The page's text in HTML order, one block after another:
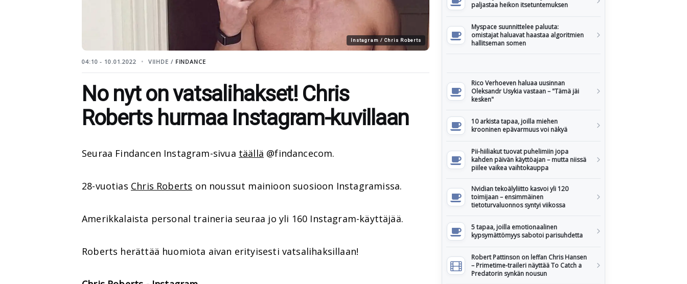
Instagram / Chris Roberts
04:10 - 10.01.2022 VIIHDE / FINDANCE
No nyt on vatsalihakset! Chris
Roberts hurmaa Instagram-kuvillaan
Seuraa Findancen Instagram-sivua täällä @findancecom.
28-vuotias Chris Roberts on noussut mainioon suosioon Instagramissa.
Amerikkalaista personal traineria seuraa jo yli 160 Instagram-käyttäjää.
Roberts herättää huomiota aivan erityisesti vatsalihaksillaan!
paljastaa heikon itsetuntemuksen
Myspace suunnittelee paluuta:
omistajat haluavat haastaa algoritmien
hallitseman somen
Rico Verhoeven haluaa uusinnan
Oleksandr Usykia vastaan – "Tämä jäi
kesken"
10 arkista tapaa, joilla miehen
krooninen epävarmuus voi näkyä
Pii-hiiliakut tuovat puhelimiin jopa
kahden päivän käyttöajan – mutta niissä
piilee vaikea vaihtokauppa
Nvidian tekoälyliitto kasvoi yli 120
toimijaan – ensimmäinen
tietoturvaluonnos syntyi viikossa
5 tapaa, joilla emotionaalinen
kypsymättömyys sabotoi parisuhdetta
Robert Pattinson on leffan Chris Hansen
– Primetime-traileri näyttää To Catch a
Predatorin synkän nousun